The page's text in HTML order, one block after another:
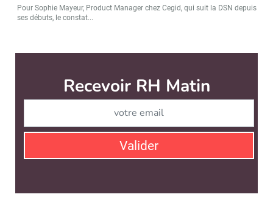
Pour Sophie Mayeur, Product Manager chez Cegid, qui suit la DSN depuis
ses débuts, le constat...
RH Matin est édité par
QUI SOMMES-NOUS ?